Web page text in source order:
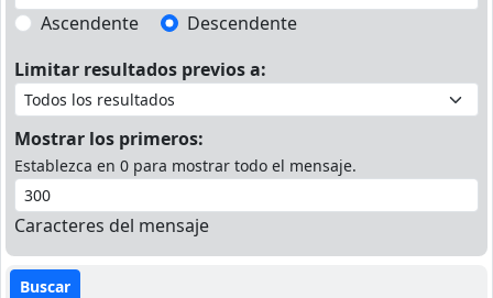
Ascendente
Descendente
Limitar resultados previos a:
Mostrar los primeros:
Establezca en 0 para mostrar todo el mensaje.
Caracteres del mensaje